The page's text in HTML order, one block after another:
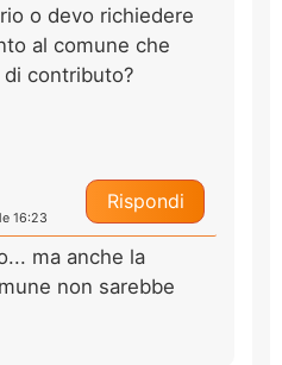
o devo richiedere
al comune che
contributo?
Rispondi
16:23
ma anche la
non sarebbe